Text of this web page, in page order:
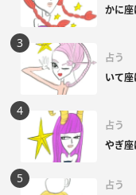
かに座
占う
いて座
占う
やぎ座
占う